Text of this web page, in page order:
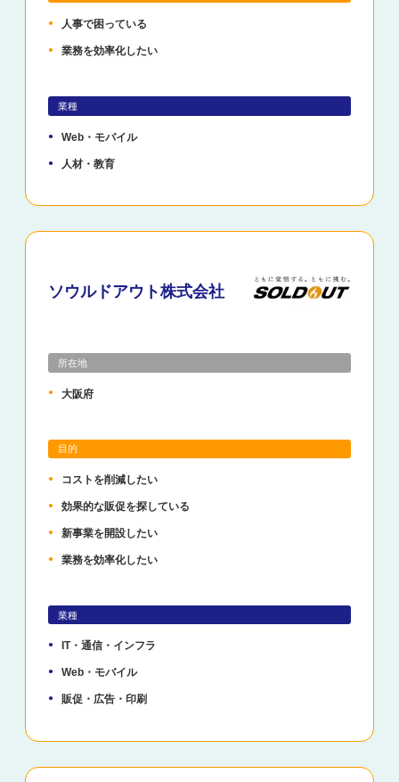
人事で困っている
業務を効率化したい
業種
Web・モバイル
人材・教育
ソウルドアウト株式会社
所在地
大阪府
目的
コストを削減したい
効果的な販促を探している
新事業を開設したい
業務を効率化したい
業種
IT・通信・インフラ
Web・モバイル
販促・広告・印刷